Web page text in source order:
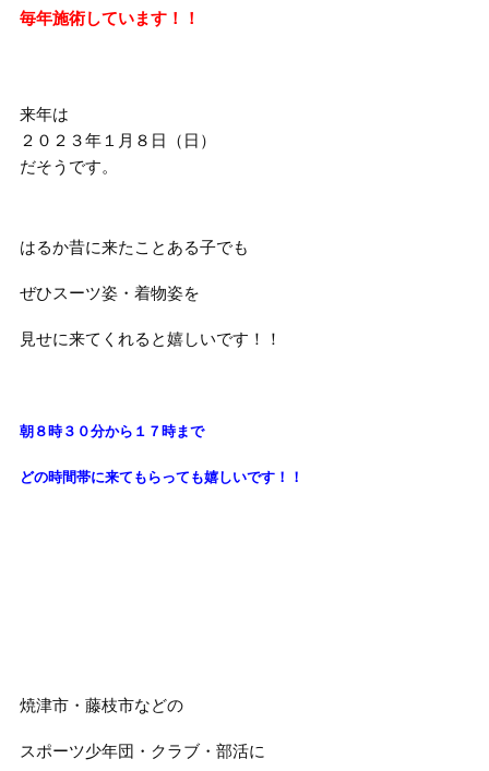
毎年施術しています！！
来年は
２０２３年１月８日（日）
だそうです。
はるか昔に来たことある子でも
ぜひスーツ姿・着物姿を
見せに来てくれると嬉しいです！！
朝８時３０分から１７時まで
どの時間帯に来てもらっても嬉しいです！！
焼津市・藤枝市などの
スポーツ少年団・クラブ・部活に